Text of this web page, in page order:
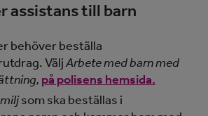
assistans till barn
behöver beställa
VäljArbete med barn med
på polisens hemsida.
som ska beställas i